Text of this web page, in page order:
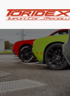
ブログ
ストックリスト
買取